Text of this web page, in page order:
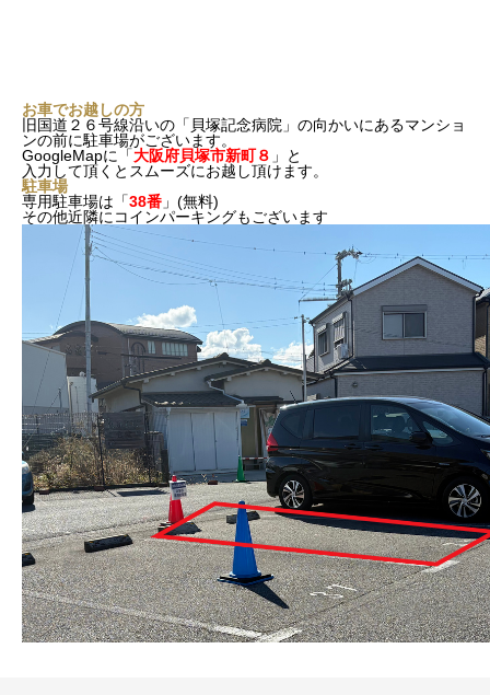
お車でお越しの方
旧国道２６号線沿いの「貝塚記念病院」の向かいにあるマンショ
ンの前に駐車場がございます。
GoogleMapに「大阪府貝塚市新町８ 」と
入力して頂くとスムーズにお越し頂けます。
駐車場
専用駐車場は「38番 」(無料)
その他近隣にコインパーキングもございます